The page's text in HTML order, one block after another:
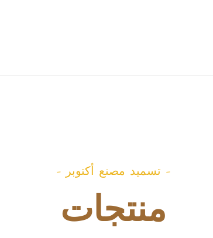
- تسميد مصنع أكتوبر -
منتجات